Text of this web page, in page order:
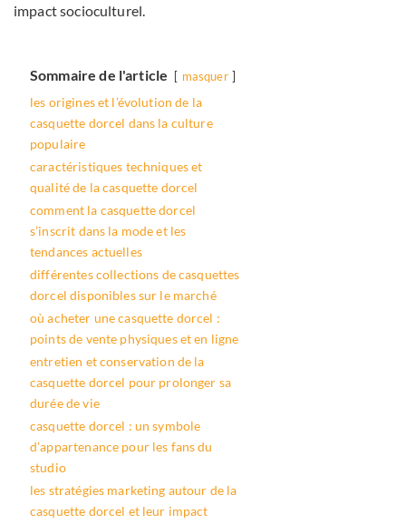
impact socioculturel.
Sommaire de l'article masquer
les origines et l’évolution de la
casquette dorcel dans la culture
populaire
caractéristiques techniques et
qualité de la casquette dorcel
comment la casquette dorcel
s’inscrit dans la mode et les
tendances actuelles
différentes collections de casquettes
dorcel disponibles sur le marché
où acheter une casquette dorcel :
points de vente physiques et en ligne
entretien et conservation de la
casquette dorcel pour prolonger sa
durée de vie
casquette dorcel : un symbole
d’appartenance pour les fans du
studio
les stratégies marketing autour de la
casquette dorcel et leur impact